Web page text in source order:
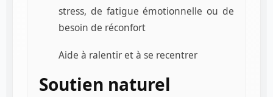
stress, de fatigue émotionnelle ou de
besoin de réconfort
Aide à ralentir et à se recentrer
Soutien naturel